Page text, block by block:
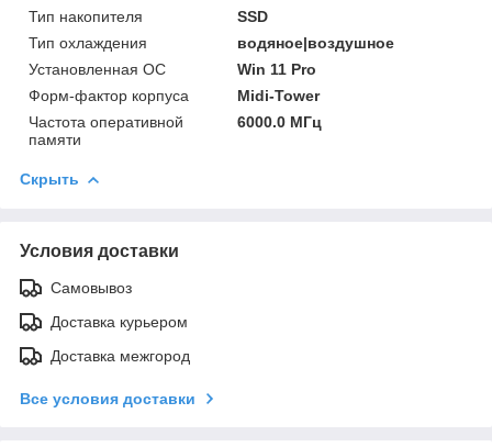
Тип накопителя
SSD
Тип охлаждения
водяное|воздушное
Установленная ОС
Win 11 Pro
Форм-фактор корпуса
Midi-Tower
Частота оперативной
памяти
6000.0 МГц
Скрыть
Условия доставки
Самовывоз
Доставка курьером
Доставка межгород
Все условия доставки